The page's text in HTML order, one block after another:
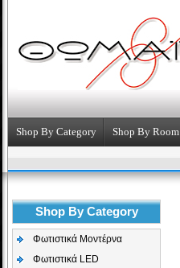
Shop By Category Shop By Room
Shop By Category
Φωτιστικά Μοντέρνα
Φωτιστικά LED